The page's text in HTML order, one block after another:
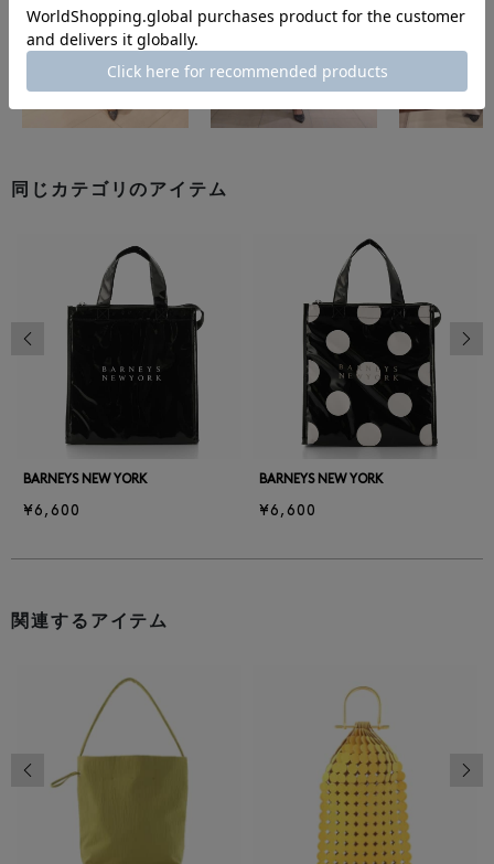
同じカテゴリのアイテム
BARNEYS NEW YORK
¥6,600
BARNEYS NEW YORK
¥6,600
前の画像
関連するアイテム
前の画像